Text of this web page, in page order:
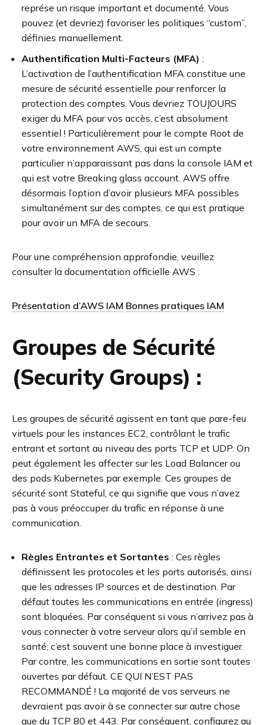
représe un risque important et documenté. Vous
pouvez (et devriez) favoriser les politiques “custom”,
définies manuellement.
Authentification Multi-Facteurs (MFA) :
L’activation de l’authentification MFA constitue une
mesure de sécurité essentielle pour renforcer la
protection des comptes. Vous devriez TOUJOURS
exiger du MFA pour vos accès, c’est absolument
essentiel ! Particulièrement pour le compte Root de
votre environnement AWS, qui est un compte
particulier n’apparaissant pas dans la console IAM et
qui est votre Breaking glass account. AWS offre
désormais l’option d’avoir plusieurs MFA possibles
simultanément sur des comptes, ce qui est pratique
pour avoir un MFA de secours.
Pour une compréhension approfondie, veuillez
consulter la documentation officielle AWS :
Présentation d’AWS IAM Bonnes pratiques IAM
Groupes de Sécurité
(Security Groups) :
Les groupes de sécurité agissent en tant que pare-feu
virtuels pour les instances EC2, contrôlant le trafic
entrant et sortant au niveau des ports TCP et UDP. On
peut également les affecter sur les Load Balancer ou
des pods Kubernetes par exemple. Ces groupes de
sécurité sont Stateful, ce qui signifie que vous n’avez
pas à vous préoccuper du trafic en réponse à une
communication.
Règles Entrantes et Sortantes : Ces règles
définissent les protocoles et les ports autorisés, ainsi
que les adresses IP sources et de destination. Par
défaut toutes les communications en entrée (ingress)
sont bloquées. Par conséquent si vous n’arrivez pas à
vous connecter à votre serveur alors qu’il semble en
santé, c’est souvent une bonne place à investiguer.
Par contre, les communications en sortie sont toutes
ouvertes par défaut. CE QUI N’EST PAS
RECOMMANDÉ ! La majorité de vos serveurs ne
devraient pas avoir à se connecter sur autre chose
que du TCP 80 et 443. Par conséquent, configurez au